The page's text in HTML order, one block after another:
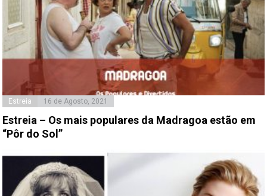
Estreia 16 de Agosto, 2021
Estreia – Os mais populares da Madragoa estão em
“Pôr do Sol”